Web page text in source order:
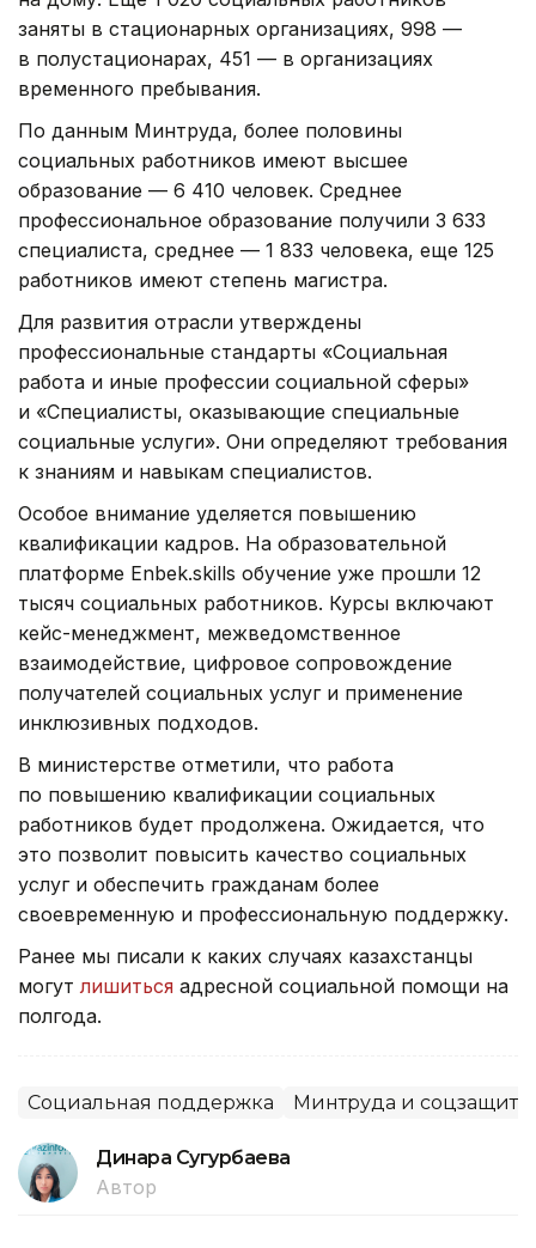
заняты в стационарных организациях, 998 —
в полустационарах, 451 — в организациях
временного пребывания.
По данным Минтруда, более половины
социальных работников имеют высшее
образование — 6 410 человек. Среднее
профессиональное образование получили 3 633
специалиста, среднее — 1 833 человека, еще 125
работников имеют степень магистра.
Для развития отрасли утверждены
профессиональные стандарты «Социальная
работа и иные профессии социальной сферы»
и «Специалисты, оказывающие специальные
социальные услуги». Они определяют требования
к знаниям и навыкам специалистов.
Особое внимание уделяется повышению
квалификации кадров. На образовательной
платформе Enbek.skills обучение уже прошли 12
тысяч социальных работников. Курсы включают
кейс-менеджмент, межведомственное
взаимодействие, цифровое сопровождение
получателей социальных услуг и применение
инклюзивных подходов.
В министерстве отметили, что работа
по повышению квалификации социальных
работников будет продолжена. Ожидается, что
это позволит повысить качество социальных
услуг и обеспечить гражданам более
своевременную и профессиональную поддержку.
Ранее мы писали к каких случаях казахстанцы
могутлишиться адресной социальной помощи на
полгода.
Социальная поддержка Минтруда и
Динара Сугурбаева
Автор